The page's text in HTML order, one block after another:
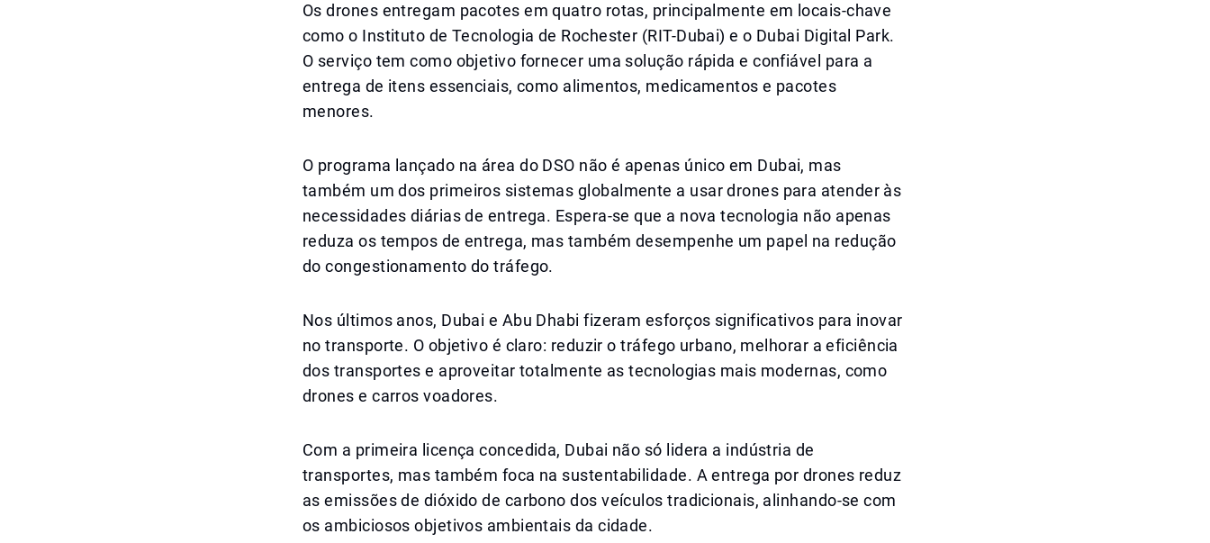
Os drones entregam pacotes em quatro rotas, principalmente em locais-chave
como o Instituto de Tecnologia de Rochester (RIT-Dubai) e o Dubai Digital Park.
O serviço tem como objetivo fornecer uma solução rápida e confiável para a
entrega de itens essenciais, como alimentos, medicamentos e pacotes
menores.
O programa lançado na área do DSO não é apenas único em Dubai, mas
também um dos primeiros sistemas globalmente a usar drones para atender às
necessidades diárias de entrega. Espera-se que a nova tecnologia não apenas
reduza os tempos de entrega, mas também desempenhe um papel na redução
do congestionamento do tráfego.
Nos últimos anos, Dubai e Abu Dhabi fizeram esforços significativos para inovar
no transporte. O objetivo é claro: reduzir o tráfego urbano, melhorar a eficiência
dos transportes e aproveitar totalmente as tecnologias mais modernas, como
drones e carros voadores.
Com a primeira licença concedida, Dubai não só lidera a indústria de
transportes, mas também foca na sustentabilidade. A entrega por drones reduz
as emissões de dióxido de carbono dos veículos tradicionais, alinhando-se com
os ambiciosos objetivos ambientais da cidade.